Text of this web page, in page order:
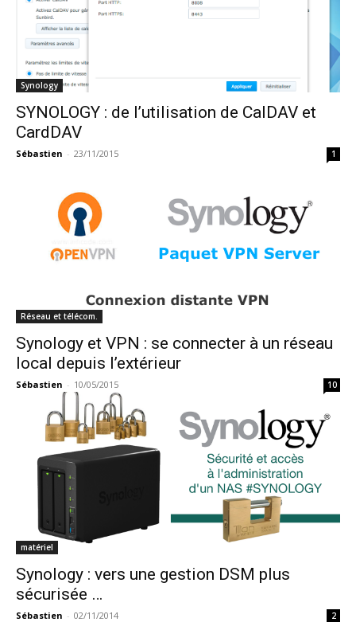
Synology
SYNOLOGY : de l’utilisation de CalDAV et
CardDAV
Sébastien - 23/11/2015 1
Réseau et télécom.
Synology et VPN : se connecter à un réseau
local depuis l’extérieur
Sébastien - 10/05/2015 10
matériel
Synology : vers une gestion DSM plus
sécurisée …
Sébastien - 02/11/2014 2